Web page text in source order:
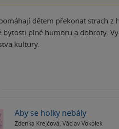
dětem překonat strach z
bytosti plné humoru a dobroty.
kultury.
Aby se holky nebály
Zdenka Krejčová Václav Vokolek